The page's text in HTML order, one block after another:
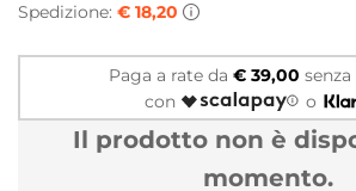
Spedizione: € 18,20
Paga a rate da € 39,00
con
o
Il prodotto non è
momento.